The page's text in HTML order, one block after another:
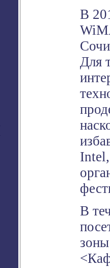
В
Для
В